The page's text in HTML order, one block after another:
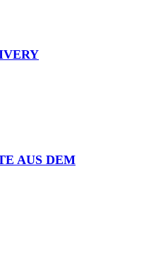
AUS DEM